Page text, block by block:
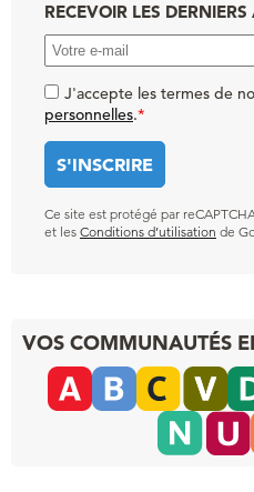
RECEVOIR LES DERNIERS
J'accepte les termes de
personnelles.*
Ce site est protégé par
et les Conditions d’utilisation de
VOS COMMUNAUTÉS